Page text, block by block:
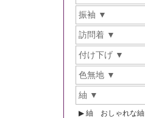
振袖
訪問着
付け下げ
色無地
紬
紬 おしゃれな紬